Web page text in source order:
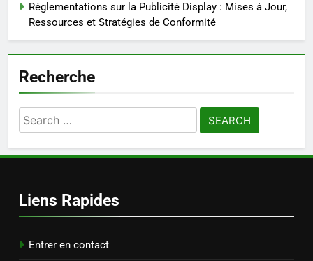
Réglementations sur la Publicité Display : Mises à Jour,
Ressources et Stratégies de Conformité
Recherche
Search
for:
Liens Rapides
Entrer en contact